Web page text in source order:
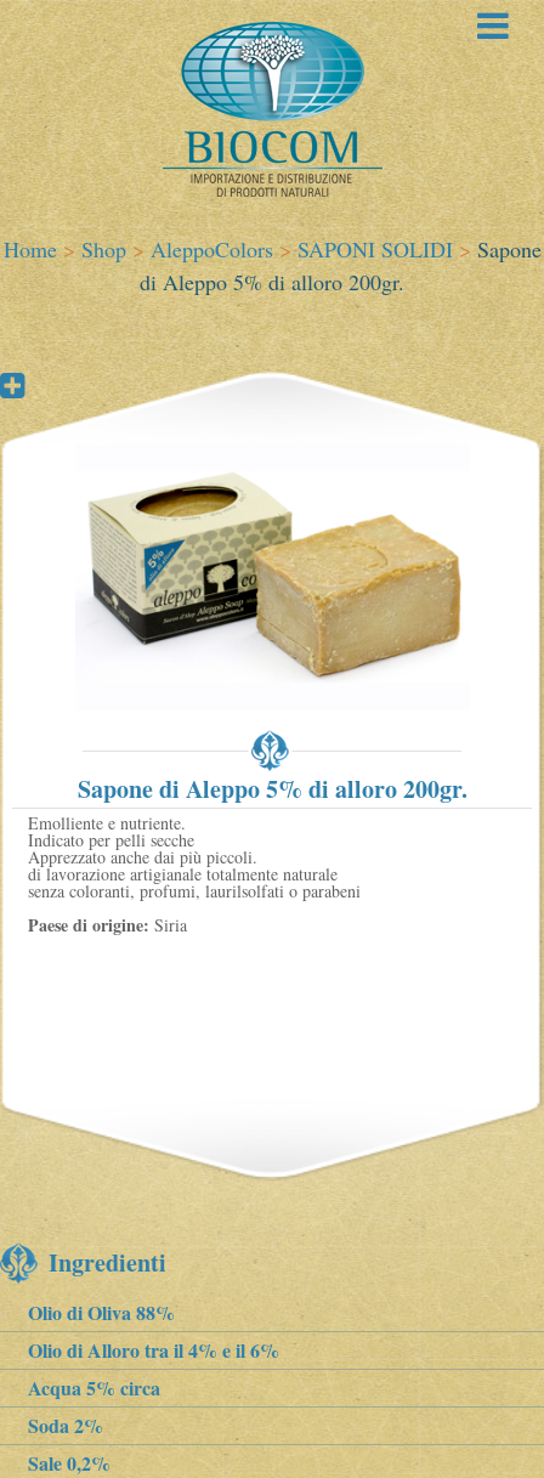
Home > Shop > AleppoColors > SAPONI SOLIDI > Sapone
di Aleppo 5% di alloro 200gr.
Sapone di Aleppo 5% di alloro 200gr.
Emolliente e nutriente.
Indicato per pelli secche
Apprezzato anche dai più piccoli.
di lavorazione artigianale totalmente naturale
senza coloranti, profumi, laurilsolfati o parabeni
Paese di origine: Siria
Ingredienti
Olio di Oliva 88%
Olio di Alloro tra il 4% e il 6%
Acqua 5% circa
Soda 2%
Sale 0,2%